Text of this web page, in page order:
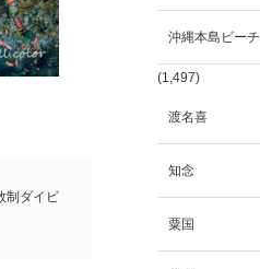
制ダイビ
沖縄本島ビーチ
(1,497)
渡名喜
知念
粟国